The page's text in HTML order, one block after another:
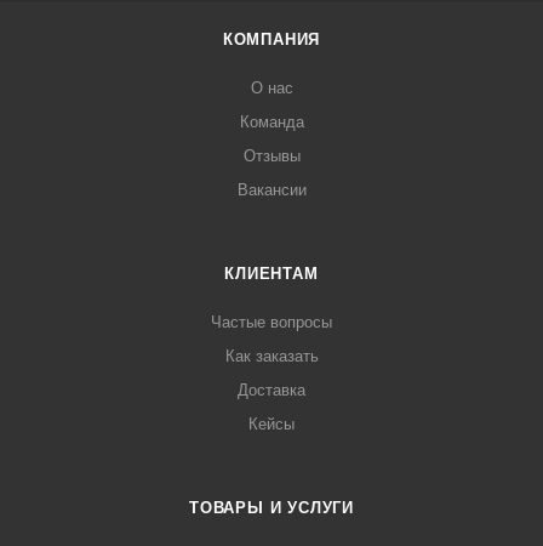
КОМПАНИЯ
О нас
Команда
Отзывы
Вакансии
КЛИЕНТАМ
Частые вопросы
Как заказать
Доставка
Кейсы
ТОВАРЫ И УСЛУГИ